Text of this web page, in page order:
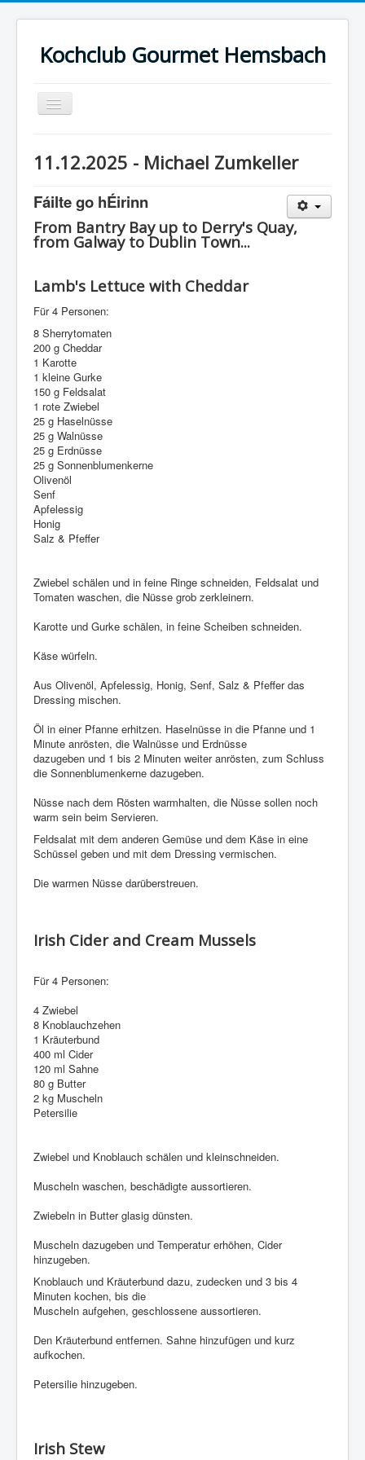
Kochclub Gourmet Hemsbach
Toggle
Navigation
Bilder
Termine
Kontakt
11.12.2025 - Michael Zumkeller
Fáilte go hÉirinn
From Bantry Bay up to Derry's Quay,
from Galway to Dublin Town...
Lamb's Lettuce with Cheddar
Für 4 Personen:
8 Sherrytomaten
200 g Cheddar
1 Karotte
1 kleine Gurke
150 g Feldsalat
1 rote Zwiebel
25 g Haselnüsse
25 g Walnüsse
25 g Erdnüsse
25 g Sonnenblumenkerne
Olivenöl
Senf
Apfelessig
Honig
Salz & Pfeffer
Zwiebel schälen und in feine Ringe schneiden, Feldsalat und
Tomaten waschen, die Nüsse grob zerkleinern.
Karotte und Gurke schälen, in feine Scheiben schneiden.
Käse würfeln.
Aus Olivenöl, Apfelessig, Honig, Senf, Salz & Pfeffer das
Dressing mischen.
Öl in einer Pfanne erhitzen. Haselnüsse in die Pfanne und 1
Minute anrösten, die Walnüsse und Erdnüsse
dazugeben und 1 bis 2 Minuten weiter anrösten, zum Schluss
die Sonnenblumenkerne dazugeben.
Nüsse nach dem Rösten warmhalten, die Nüsse sollen noch
warm sein beim Servieren.
Feldsalat mit dem anderen Gemüse und dem Käse in eine
Schüssel geben und mit dem Dressing vermischen.
Die warmen Nüsse darüberstreuen.
Irish Cider and Cream Mussels
Für 4 Personen:
4 Zwiebel
8 Knoblauchzehen
1 Kräuterbund
400 ml Cider
120 ml Sahne
80 g Butter
2 kg Muscheln
Petersilie
Zwiebel und Knoblauch schälen und kleinschneiden.
Muscheln waschen, beschädigte aussortieren.
Zwiebeln in Butter glasig dünsten.
Muscheln dazugeben und Temperatur erhöhen, Cider
hinzugeben.
Knoblauch und Kräuterbund dazu, zudecken und 3 bis 4
Minuten kochen, bis die
Muscheln aufgehen, geschlossene aussortieren.
Den Kräuterbund entfernen. Sahne hinzufügen und kurz
aufkochen.
Petersilie hinzugeben.
Irish Stew